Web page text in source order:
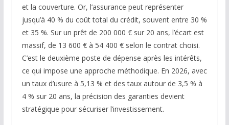
et la couverture. Or, l’assurance peut représenter
jusqu’à 40 % du coût total du crédit, souvent entre 30 %
et 35 %. Sur un prêt de 200 000 € sur 20 ans, l’écart est
massif, de 13 600 € à 54 400 € selon le contrat choisi.
C’est le deuxième poste de dépense après les intérêts,
ce qui impose une approche méthodique. En 2026, avec
un taux d’usure à 5,13 % et des taux autour de 3,5 % à
4 % sur 20 ans, la précision des garanties devient
stratégique pour sécuriser l’investissement.